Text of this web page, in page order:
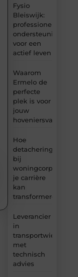
Fysio
Bleiswijk:
professionele
ondersteuning
voor een
actief leven
Waarom
Ermelo de
perfecte
plek is voor
jouw
Hoe
detachering
bij
woningcorporaties
je carrière
kan
transformeren
Leverancier
in
transportwielen
met
technisch
advies